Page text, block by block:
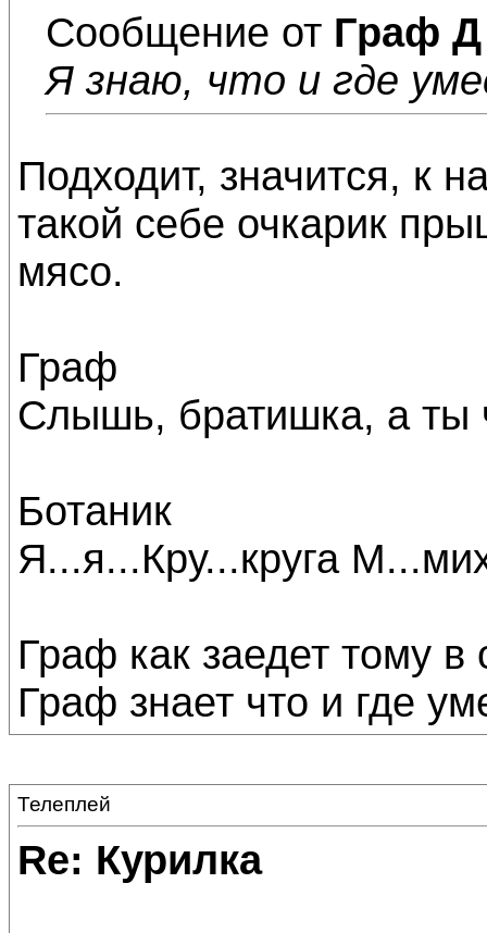
Сообщение от Граф Д
Я знаю, что и где
Подходит, значится, к
такой себе очкарик
мясо.
Граф
Слышь, братишка, а
Ботаник
Я...я...Кру...круга
Граф как заедет тому
Граф знает что и где
Телеплей
Re: Курилка